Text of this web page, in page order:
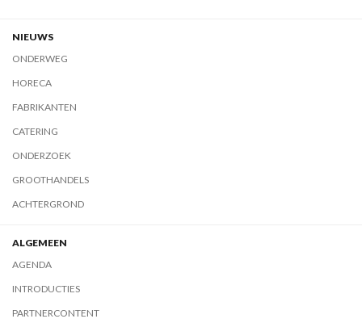
NIEUWS
ONDERWEG
HORECA
FABRIKANTEN
CATERING
ONDERZOEK
GROOTHANDELS
ACHTERGROND
ALGEMEEN
AGENDA
INTRODUCTIES
PARTNERCONTENT